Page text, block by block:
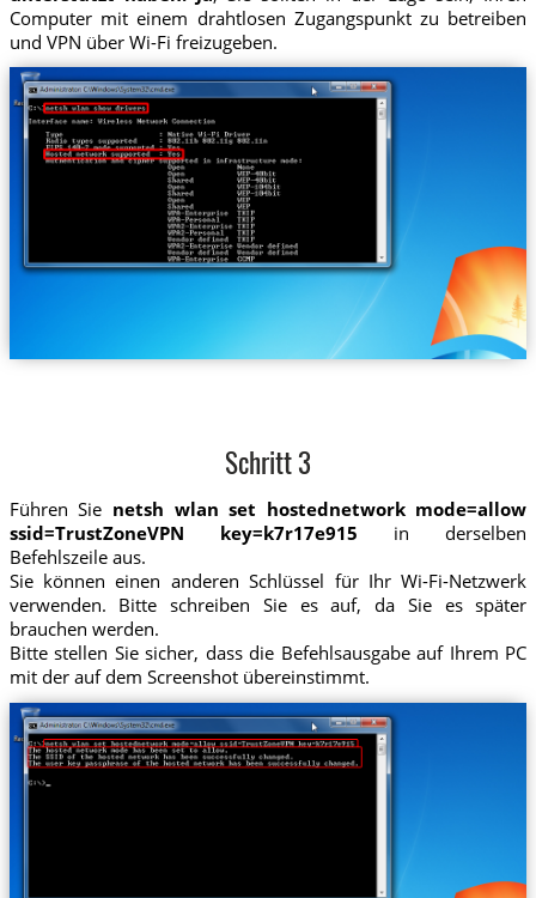
Computer mit einem drahtlosen Zugangspunkt zu betreiben
und VPN über Wi-Fi freizugeben.
Schritt 3
Führen Sie netsh wlan set hostednetwork mode=allow
ssid=TrustZoneVPN key=k7r17e915 in derselben
Befehlszeile aus.
Sie können einen anderen Schlüssel für Ihr Wi-Fi-Netzwerk
verwenden. Bitte schreiben Sie es auf, da Sie es später
brauchen werden.
Bitte stellen Sie sicher, dass die Befehlsausgabe auf Ihrem PC
mit der auf dem Screenshot übereinstimmt.